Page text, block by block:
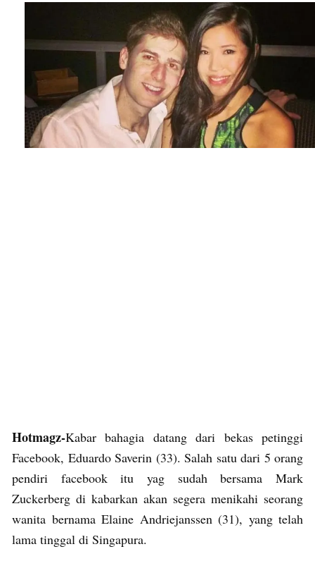
Hotmagz-Kabar bahagia datang dari bekas petinggi
Facebook, Eduardo Saverin (33). Salah satu dari 5 orang
pendiri facebook itu yag sudah bersama Mark
Zuckerberg di kabarkan akan segera menikahi seorang
wanita bernama Elaine Andriejanssen (31), yang telah
lama tinggal di Singapura.